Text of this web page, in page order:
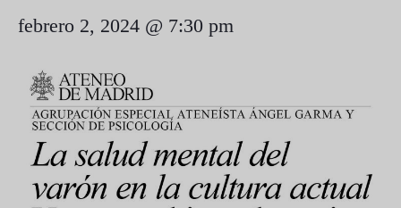
febrero 2, 2024 @ 7:30 pm